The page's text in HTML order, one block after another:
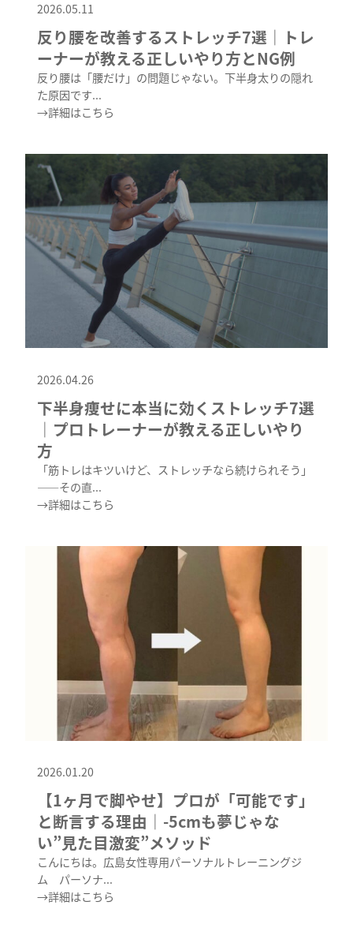
2026.05.11
反り腰を改善するストレッチ7選｜トレ
ーナーが教える正しいやり方とNG例
反り腰は「腰だけ」の問題じゃない。下半身太りの隠れ
た原因です...
→詳細はこちら
2026.04.26
下半身痩せに本当に効くストレッチ7選
｜プロトレーナーが教える正しいやり
方
「筋トレはキツいけど、ストレッチなら続けられそう」
——その直...
→詳細はこちら
2026.01.20
【1ヶ月で脚やせ】プロが「可能です」
と断言する理由｜-5cmも夢じゃな
い”見た目激変”メソッド
こんにちは。広島女性専用パーソナルトレーニングジ
ム パーソナ...
→詳細はこちら